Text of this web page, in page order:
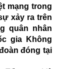
mạng trong
xảy ra trên
quân nhân
gia Không
đóng tại